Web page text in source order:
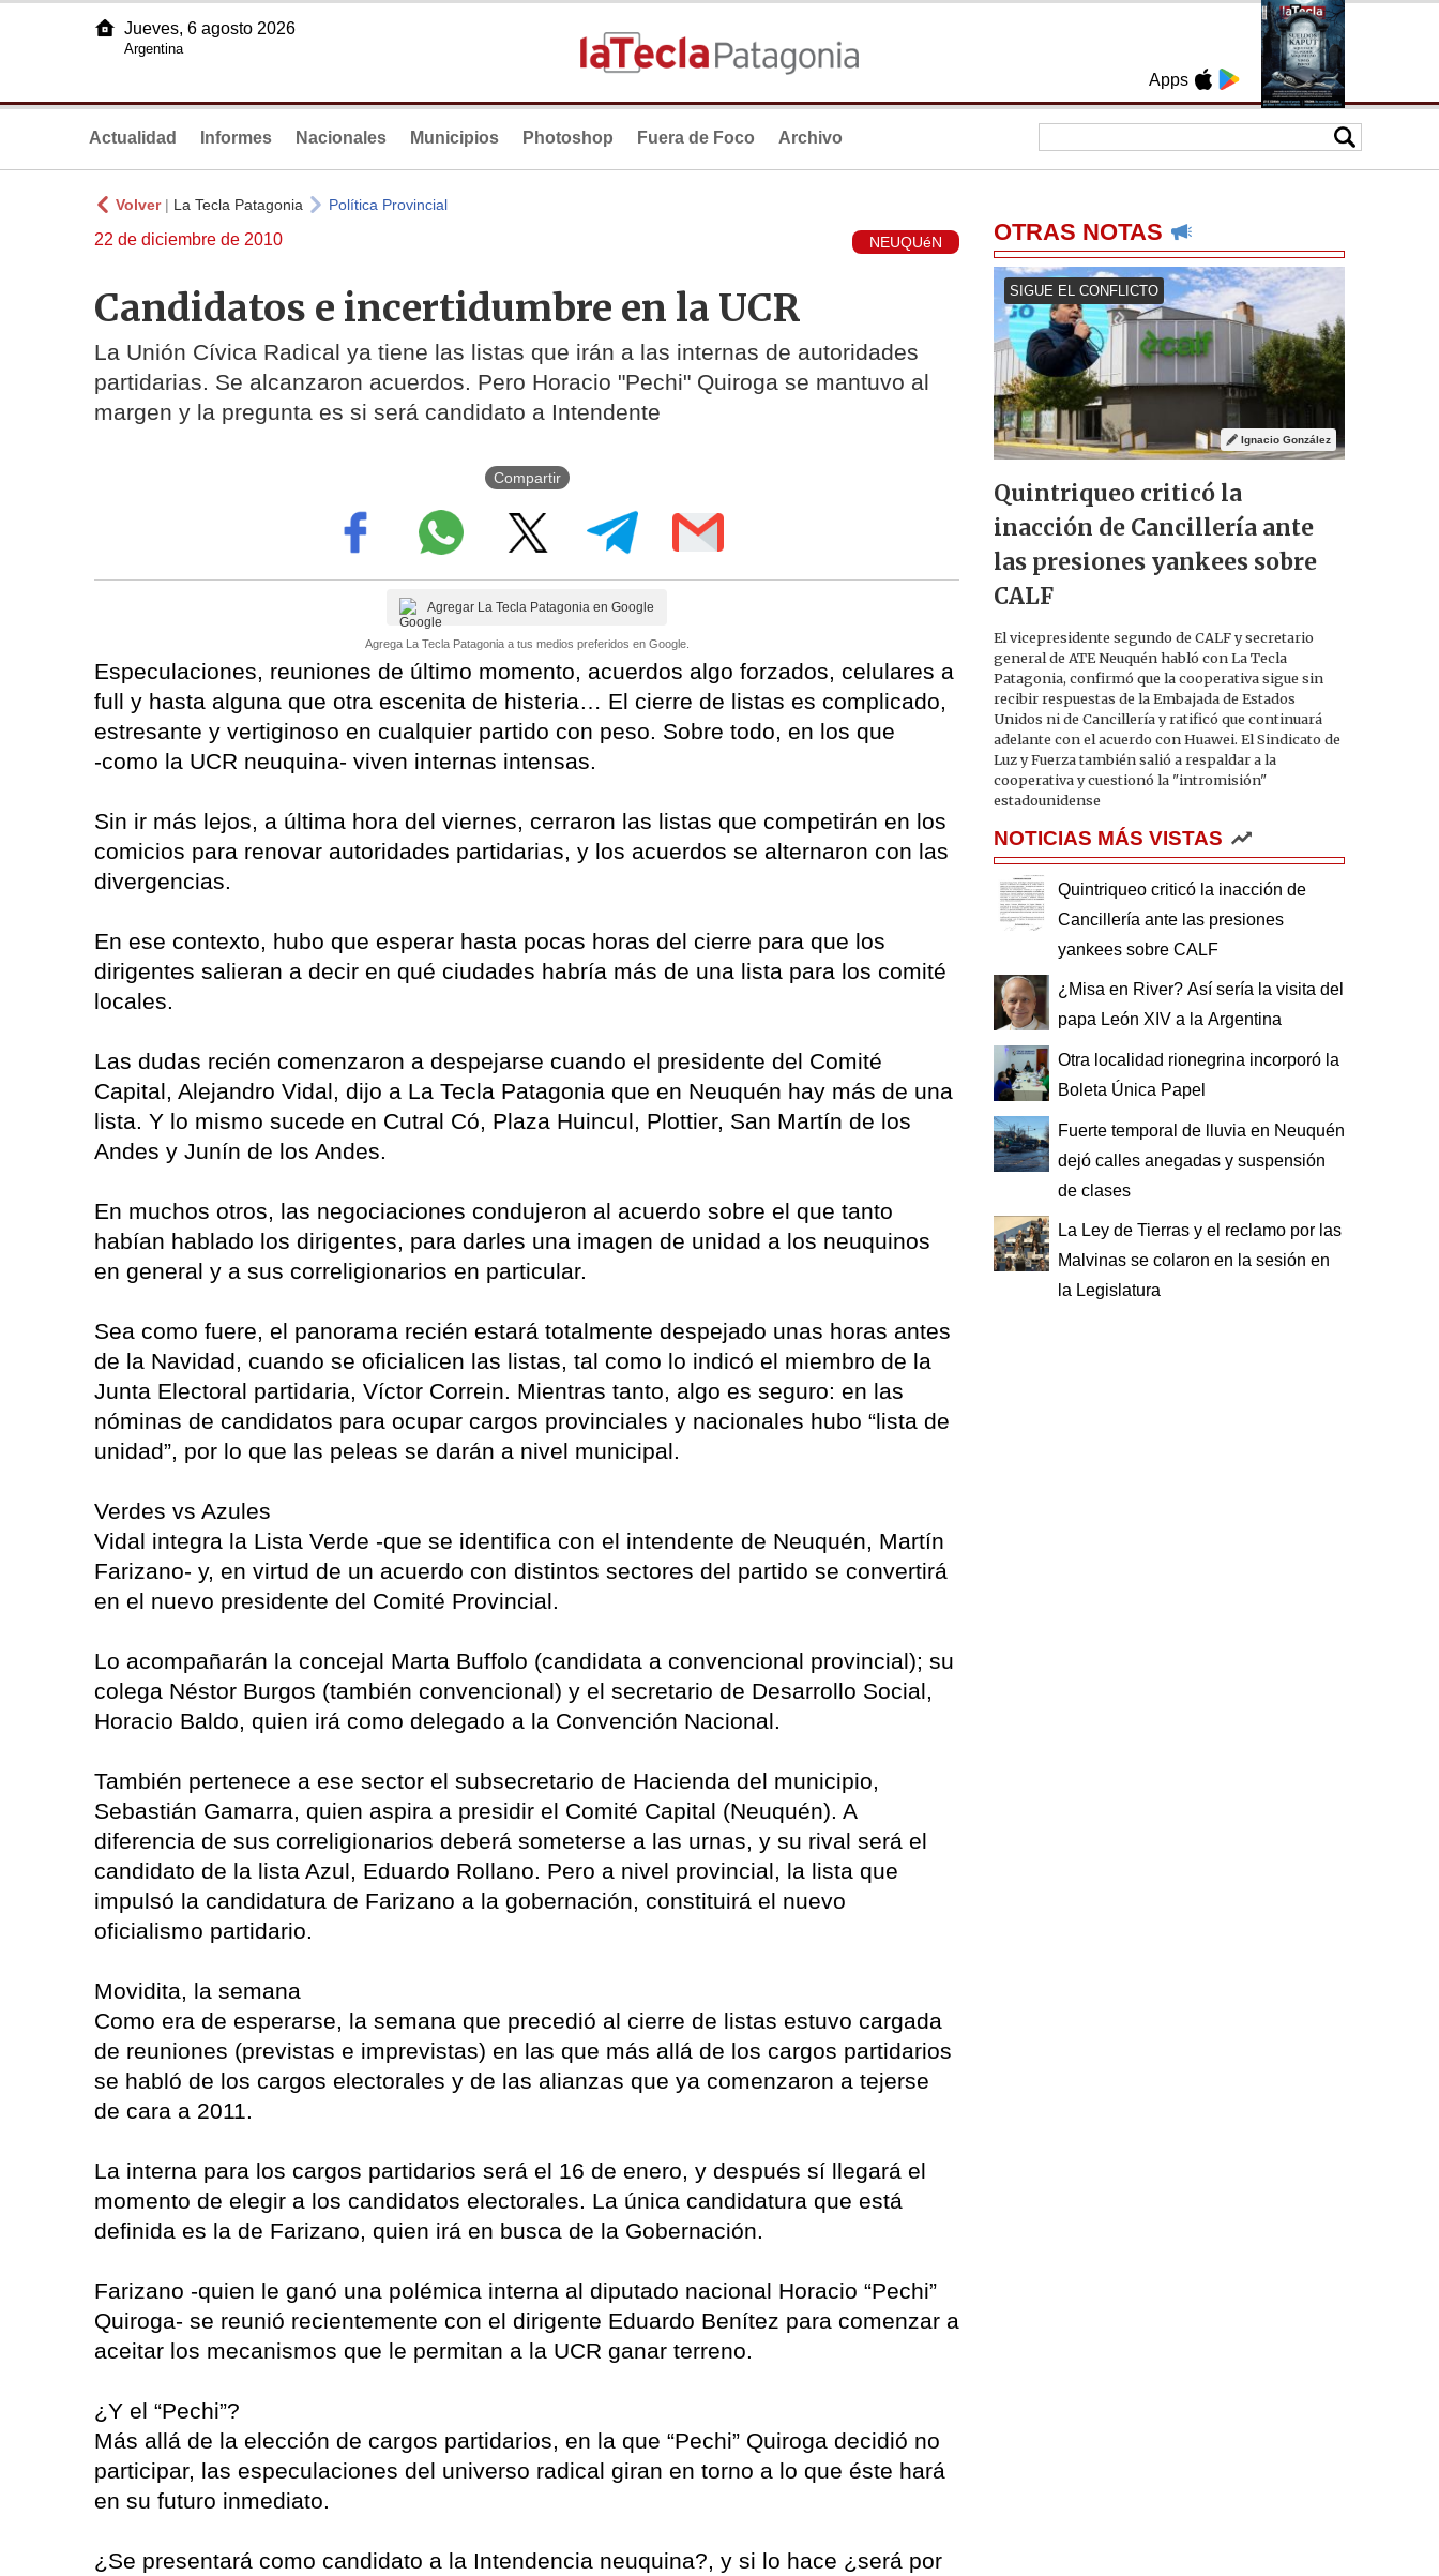
Apps
Jueves, 6 agosto 2026
Argentina
Actualidad Informes Nacionales Municipios Photoshop Fuera de Foco Archivo
Volver| La Tecla Patagonia Política Provincial
22 de diciembre de 2010 NEUQUéN
Candidatos e incertidumbre en la UCR
La Unión Cívica Radical ya tiene las listas que irán a las internas de autoridades
partidarias. Se alcanzaron acuerdos. Pero Horacio "Pechi" Quiroga se mantuvo al
margen y la pregunta es si será candidato a Intendente
Compartir
Agregar La Tecla Patagonia en Google
Agrega La Tecla Patagonia a tus medios preferidos en Google.
Especulaciones, reuniones de último momento, acuerdos algo forzados, celulares a
full y hasta alguna que otra escenita de histeria… El cierre de listas es complicado,
estresante y vertiginoso en cualquier partido con peso. Sobre todo, en los que
-como la UCR neuquina- viven internas intensas.
Sin ir más lejos, a última hora del viernes, cerraron las listas que competirán en los
comicios para renovar autoridades partidarias, y los acuerdos se alternaron con las
divergencias.
En ese contexto, hubo que esperar hasta pocas horas del cierre para que los
dirigentes salieran a decir en qué ciudades habría más de una lista para los comité
locales.
Las dudas recién comenzaron a despejarse cuando el presidente del Comité
Capital, Alejandro Vidal, dijo a La Tecla Patagonia que en Neuquén hay más de una
lista. Y lo mismo sucede en Cutral Có, Plaza Huincul, Plottier, San Martín de los
Andes y Junín de los Andes.
En muchos otros, las negociaciones condujeron al acuerdo sobre el que tanto
habían hablado los dirigentes, para darles una imagen de unidad a los neuquinos
en general y a sus correligionarios en particular.
Sea como fuere, el panorama recién estará totalmente despejado unas horas antes
de la Navidad, cuando se oficialicen las listas, tal como lo indicó el miembro de la
Junta Electoral partidaria, Víctor Correin. Mientras tanto, algo es seguro: en las
nóminas de candidatos para ocupar cargos provinciales y nacionales hubo “lista de
unidad”, por lo que las peleas se darán a nivel municipal.
Verdes vs Azules
Vidal integra la Lista Verde -que se identifica con el intendente de Neuquén, Martín
Farizano- y, en virtud de un acuerdo con distintos sectores del partido se convertirá
en el nuevo presidente del Comité Provincial.
Lo acompañarán la concejal Marta Buffolo (candidata a convencional provincial); su
colega Néstor Burgos (también convencional) y el secretario de Desarrollo Social,
Horacio Baldo, quien irá como delegado a la Convención Nacional.
También pertenece a ese sector el subsecretario de Hacienda del municipio,
Sebastián Gamarra, quien aspira a presidir el Comité Capital (Neuquén). A
diferencia de sus correligionarios deberá someterse a las urnas, y su rival será el
candidato de la lista Azul, Eduardo Rollano. Pero a nivel provincial, la lista que
impulsó la candidatura de Farizano a la gobernación, constituirá el nuevo
oficialismo partidario.
Movidita, la semana
Como era de esperarse, la semana que precedió al cierre de listas estuvo cargada
de reuniones (previstas e imprevistas) en las que más allá de los cargos partidarios
se habló de los cargos electorales y de las alianzas que ya comenzaron a tejerse
de cara a 2011.
La interna para los cargos partidarios será el 16 de enero, y después sí llegará el
momento de elegir a los candidatos electorales. La única candidatura que está
definida es la de Farizano, quien irá en busca de la Gobernación.
Farizano -quien le ganó una polémica interna al diputado nacional Horacio “Pechi”
Quiroga- se reunió recientemente con el dirigente Eduardo Benítez para comenzar a
aceitar los mecanismos que le permitan a la UCR ganar terreno.
¿Y el “Pechi”?
Más allá de la elección de cargos partidarios, en la que “Pechi” Quiroga decidió no
participar, las especulaciones del universo radical giran en torno a lo que éste hará
en su futuro inmediato.
¿Se presentará como candidato a la Intendencia neuquina?, y si lo hace ¿será por
OTRAS NOTAS
SIGUE EL CONFLICTO
Ignacio González
Quintriqueo criticó la
inacción de Cancillería ante
las presiones yankees sobre
CALF
El vicepresidente segundo de CALF y secretario
general de ATE Neuquén habló con La Tecla
Patagonia, confirmó que la cooperativa sigue sin
recibir respuestas de la Embajada de Estados
Unidos ni de Cancillería y ratificó que continuará
adelante con el acuerdo con Huawei. El Sindicato de
Luz y Fuerza también salió a respaldar a la
cooperativa y cuestionó la "intromisión"
estadounidense
NOTICIAS MÁS VISTAS
Quintriqueo criticó la inacción de
Cancillería ante las presiones
yankees sobre CALF
¿Misa en River? Así sería la visita del
papa León XIV a la Argentina
Otra localidad rionegrina incorporó la
Boleta Única Papel
Fuerte temporal de lluvia en Neuquén
dejó calles anegadas y suspensión
de clases
La Ley de Tierras y el reclamo por las
Malvinas se colaron en la sesión en
la Legislatura